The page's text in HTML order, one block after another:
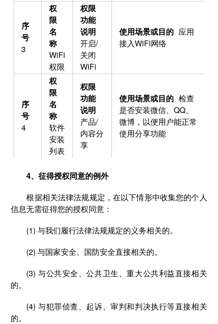
3
WiFi
权限
开启/
关闭
WiFi
应用
接入WiFi网络
4
软件
安装
列表
产品/
内容分
享
检查
是否安装微信、QQ、
微博，以便用户能正常
使用分享功能
4、征得授权同意的例外
根据相关法律法规规定，在以下情形中收集您的个人
信息无需征得您的授权同意：
(1) 与我们履行法律法规规定的义务相关的。
(2) 与国家安全、国防安全直接相关的。
(3) 与公共安全、公共卫生、重大公共利益直接相关
的。
(4) 与犯罪侦查、起诉、审判和判决执行等直接相关
的。